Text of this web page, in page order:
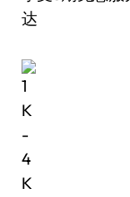
达